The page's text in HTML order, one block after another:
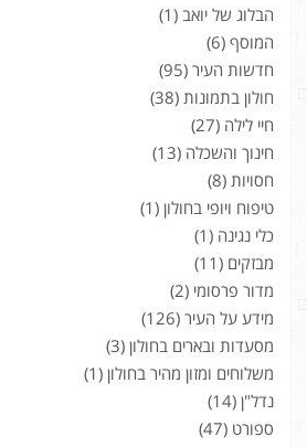
הבלוג של יואב (1)
המוסף (6)
חדשות העיר (95)
חולון בתמונות (38)
חיי לילה (27)
חינוך והשכלה (13)
חסויות (8)
טיפוח ויופי בחולון (1)
כלי נגינה (1)
מבזקים (11)
מדור פרסומי (2)
מידע על העיר (126)
מסעדות ובארים בחולון (3)
משלוחים ומזון מהיר בחולון (1)
נדל"ן (14)
ספורט (47)